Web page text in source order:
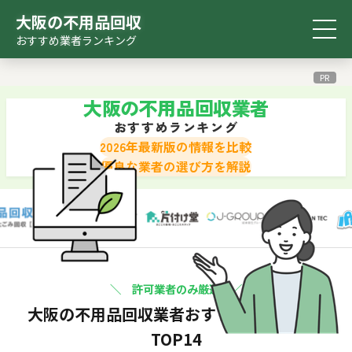
大阪の不用品回収
おすすめ業者ランキング
検索ツール
PR
大阪の不用品回収業者
おすすめランキング
2026年最新版の情報を比較
優良な業者の選び方を解説
＼ 許可業者のみ厳選 ／
大阪の不用品回収業者おすすめランキング
TOP14